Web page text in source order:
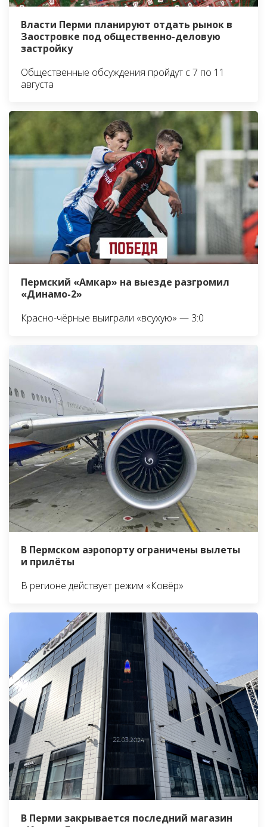
Власти Перми планируют отдать рынок в
Заостровке под общественно-деловую
застройку
Общественные обсуждения пройдут с 7 по 11
августа
Пермский «Амкар» на выезде разгромил
«Динамо-2»
Красно-чёрные выиграли «всухую» — 3:0
В Пермском аэропорту ограничены вылеты
и прилёты
В регионе действует режим «Ковёр»
В Перми закрывается последний магазин